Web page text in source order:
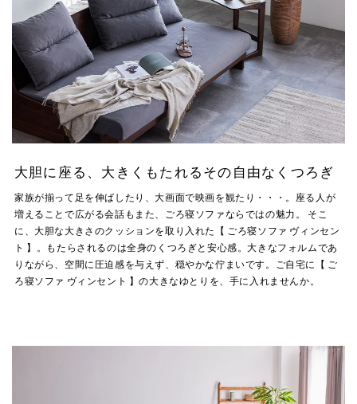
大胆に座る、大きくもたれるその自由なくつろぎ
家族が揃って足を伸ばしたり、大画面で映画を観たり・・・。座る人が
増えることで広がる会話もまた、ごろ寝ソファならではの魅力。 そこ
に、大胆な大きさのクッションを取り入れた【 ごろ寝ソファ ヴィンセン
ト 】。もたらされるのは全身のくつろぎと安心感。大きなフォルムであ
りながら、空間に圧迫感を与えず、穏やかな佇まいです。ご自宅に【 ご
ろ寝ソファ ヴィンセント 】の大きなゆとりを、手に入れませんか。